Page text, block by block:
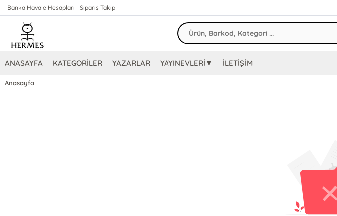
Banka Havale Hesapları Sipariş Takip
ANASAYFA KATEGORİLER YAZARLAR YAYINEVLERİ▼ İLETİŞİM
Anasayfa